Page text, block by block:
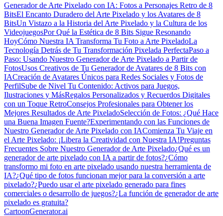
Generador de Arte Pixelado con IA: Fotos a Personajes Retro de 8
BitsEl Encanto Duradero del Arte Pixelado y los Avatares de 8
BitsUn Vistazo a la Historia del Arte Pixelado y la Cultura de los
VideojuegosPor Qué la Estética de 8 Bits Sigue Resonando
HoyCómo Nuestra IA Transforma Tu Foto a Arte PixeladoLa
Tecnología Detrás de Tu Transformación Pixelada PerfectaPaso a
Paso: Usando Nuestro Generador de Arte Pixelado a Partir de
FotosUsos Creativos de Tu Generador de Avatares de 8 Bits con
IACreación de Avatares Únicos para Redes Sociales y Fotos de
PerfilSube de Nivel Tu Contenido: Activos para Juegos,
Ilustraciones y MásRegalos Personalizados y Recuerdos Digitales
con un Toque RetroConsejos Profesionales para Obtener los
Mejores Resultados de Arte PixeladoSelección de Fotos: ¿Qué Hace
una Buena Imagen Fuente?Experimentando con las Funciones de
Nuestro Generador de Arte Pixelado con IAComienza Tu Viaje en
el Arte Pixelado: ¡Libera la Creatividad con Nuestra IA!Preguntas
Frecuentes Sobre Nuestro Generador de Arte Pixelado¿Qué es un
generador de arte pixelado con IA a partir de fotos?¿Cómo
transformo mi foto en arte pixelado usando nuestra herramienta de
IA?¿Qué tipo de fotos funcionan mejor para la conversión a arte
pixelado?¿Puedo usar el arte pixelado generado para fines
comerciales o desarrollo de juegos?¿La función de generador de arte
pixelado es gratuita?
CartoonGenerator.ai